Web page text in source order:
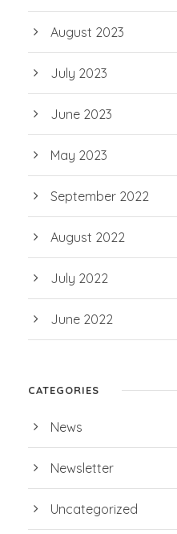
August 2023
July 2023
June 2023
May 2023
September 2022
August 2022
July 2022
June 2022
CATEGORIES
News
Newsletter
Uncategorized